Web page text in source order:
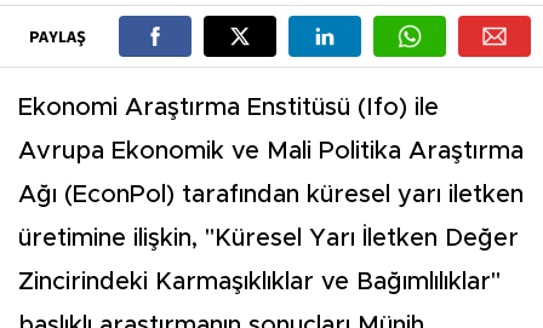
PAYLAŞ
Ekonomi Araştırma Enstitüsü (Ifo) ile
Avrupa Ekonomik ve Mali Politika Araştırma
Ağı (EconPol) tarafından küresel yarı iletken
üretimine ilişkin, "Küresel Yarı İletken Değer
Zincirindeki Karmaşıklıklar ve Bağımlılıklar"